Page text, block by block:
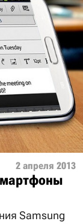
2 апреля 2013
Samsung